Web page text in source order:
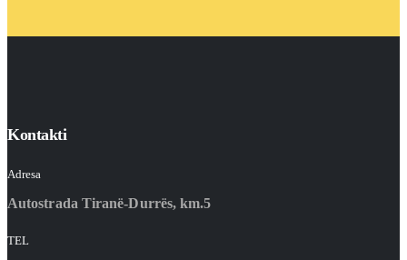
Kontakti
Adresa
Autostrada Tiranë-Durrës, km.5
TEL